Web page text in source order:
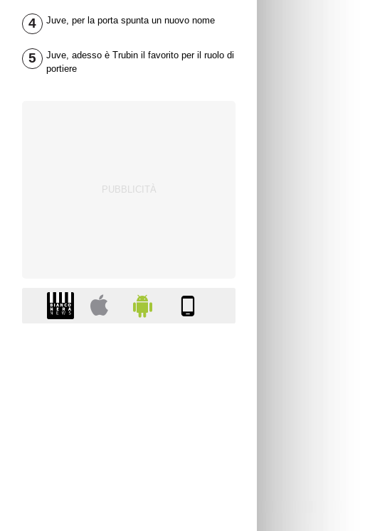
4 Juve, per la porta spunta un nuovo nome
5
Juve, adesso è Trubin il favorito per il ruolo di
portiere